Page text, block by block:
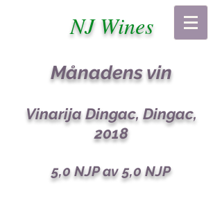
NJ Wines
Månadens vin
Vinarija Dingac, Dingac,
2018
5,0 NJP av 5,0 NJP